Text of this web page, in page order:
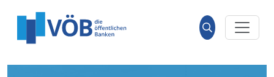
Suche
öffnen